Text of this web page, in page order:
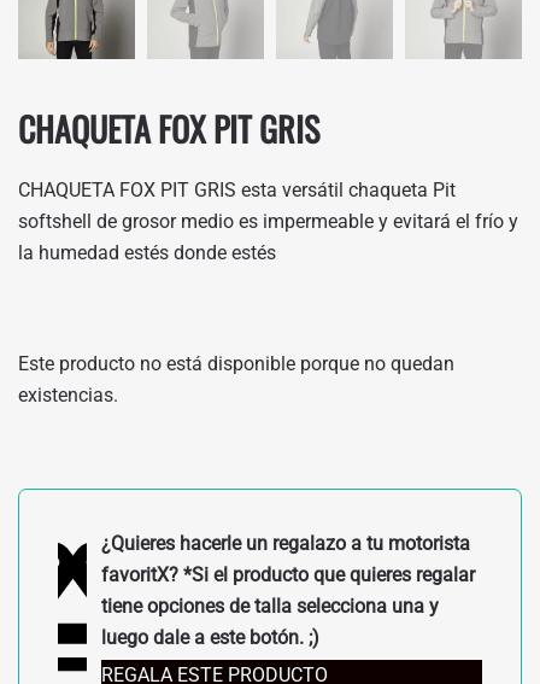
CHAQUETA FOX PIT GRIS
CHAQUETA FOX PIT GRIS esta versátil chaqueta Pit
softshell de grosor medio es impermeable y evitará el frío y
la humedad estés donde estés
Este producto no está disponible porque no quedan
existencias.
¿Quieres hacerle un regalazo a tu motorista
favoritX? *Si el producto que quieres regalar
tiene opciones de talla selecciona una y
luego dale a este botón. ;)
REGALA ESTE PRODUCTO